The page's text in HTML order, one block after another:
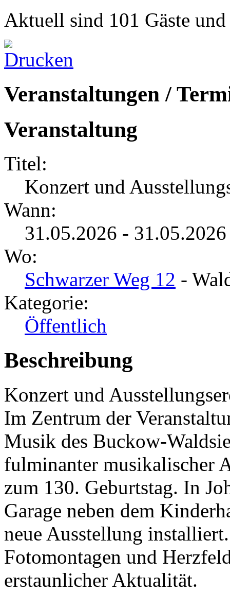
Aktuell sind 101 Gäste
Veranstaltungen /
Veranstaltung
Titel:
Konzert und
Wann:
31.05.2026 -
Wo:
Schwarzer Weg 12 -
Kategorie:
Öffentlich
Beschreibung
Konzert und
Im Zentrum der
Musik des Buckow-
fulminanter musikalischer
zum 130. Geburtstag. In
Garage neben dem
neue Ausstellung
Fotomontagen und
erstaunlicher Aktualität.